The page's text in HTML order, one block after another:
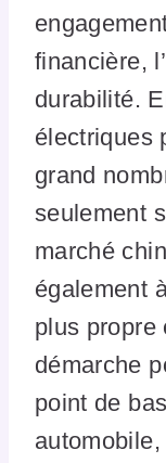
financière,
durabilité.
électriques
grand
seulement
marché
également
plus propre
démarche
point de